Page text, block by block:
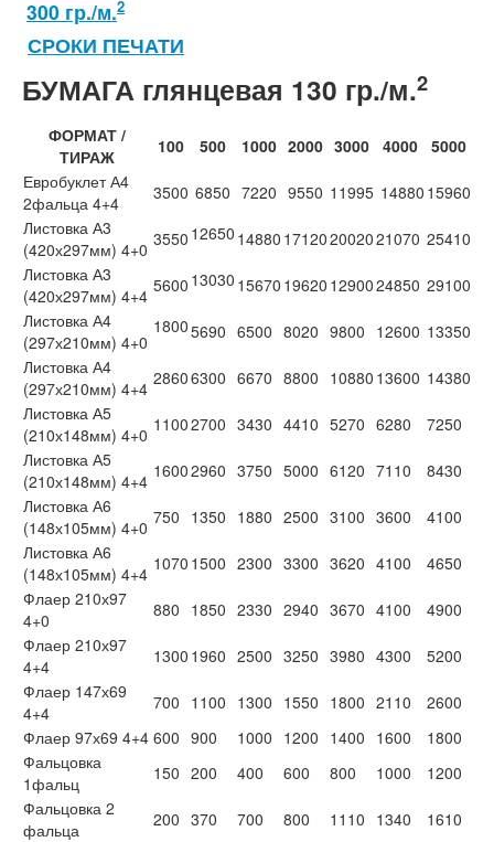
300 гр./м.2
СРОКИ ПЕЧАТИ
БУМАГА глянцевая 130 гр./м.2
ФОРМАТ /
ТИРАЖ
100 500 1000 2000 3000 4000 5000
Евробуклет А4
2фальца 4+4
3500 6850 7220 9550 11995 14880 15960
Листовка А3
(420х297мм) 4+0 3550 12650 14880 171202002021070 25410
Листовка А3
(420х297мм) 4+4 5600 13030 15670 19620 1290024850 29100
Листовка А4
(297х210мм) 4+0
18005690 6500 8020 9800 12600 13350
Листовка А4
(297х210мм) 4+4 28606300 6670 8800 10880 13600 14380
Листовка А5
(210х148мм) 4+0 11002700 3430 4410 5270 6280
7250
Листовка А5
(210х148мм) 4+4 16002960 3750 5000 6120 7110
8430
Листовка А6
(148х105мм) 4+0 750 1350 1880 2500 3100 3600
4100
Листовка А6
(148х105мм) 4+4 1070 1500 2300 3300 3620 4100
4650
Флаер 210х97
4+0
880 1850 2330 2940 3670 4100
4900
Флаер 210х97
4+4
1300 1960 2500 3250 3980 4300
5200
Флаер 147х69
4+4
700 1100 1300 1550 1800 2110
2600
Флаер 97х69 4+4 600 900 1000 1200 1400 1600
1800
Фальцовка
1фальц
150 200 400 600 800 1000
1200
Фальцовка 2
фальца
200 370 700 800 1110 1340 1610